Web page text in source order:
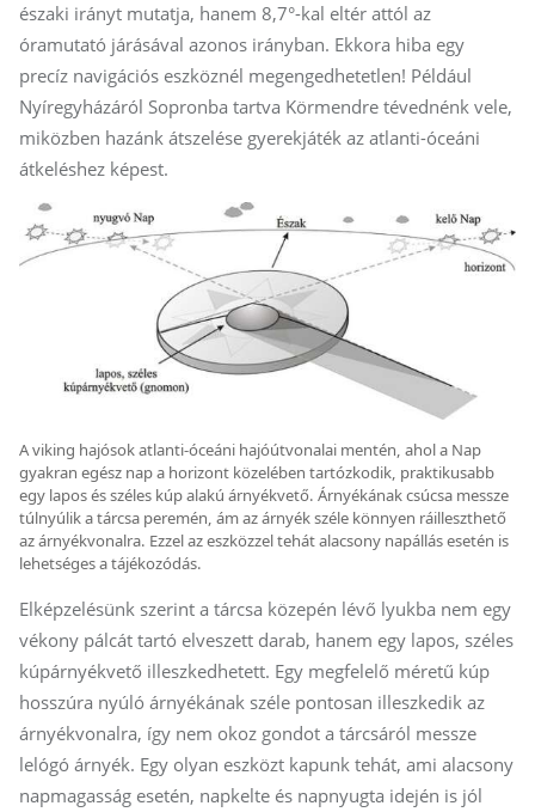
északi irányt mutatja, hanem 8,7°-kal eltér attól az
óramutató járásával azonos irányban. Ekkora hiba egy
precíz navigációs eszköznél megengedhetetlen! Például
Nyíregyházáról Sopronba tartva Körmendre tévednénk vele,
miközben hazánk átszelése gyerekjáték az atlanti-óceáni
átkeléshez képest.
A viking hajósok atlanti-óceáni hajóútvonalai mentén, ahol a Nap
gyakran egész nap a horizont közelében tartózkodik, praktikusabb
egy lapos és széles kúp alakú árnyékvető. Árnyékának csúcsa messze
túlnyúlik a tárcsa peremén, ám az árnyék széle könnyen ráilleszthető
az árnyékvonalra. Ezzel az eszközzel tehát alacsony napállás esetén is
lehetséges a tájékozódás.
Elképzelésünk szerint a tárcsa közepén lévő lyukba nem egy
vékony pálcát tartó elveszett darab, hanem egy lapos, széles
kúpárnyékvető illeszkedhetett. Egy megfelelő méretű kúp
hosszúra nyúló árnyékának széle pontosan illeszkedik az
árnyékvonalra, így nem okoz gondot a tárcsáról messze
lelógó árnyék. Egy olyan eszközt kapunk tehát, ami alacsony
napmagasság esetén, napkelte és napnyugta idején is jól